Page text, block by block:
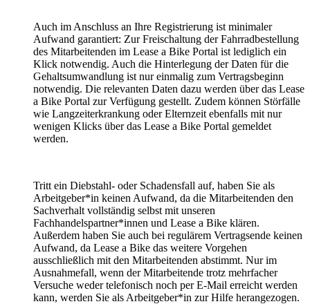
Auch im Anschluss an Ihre Registrierung ist minimaler
Aufwand garantiert: Zur Freischaltung der Fahrradbestellung
des Mitarbeitenden im Lease a Bike Portal ist lediglich ein
Klick notwendig. Auch die Hinterlegung der Daten für die
Gehaltsumwandlung ist nur einmalig zum Vertragsbeginn
notwendig. Die relevanten Daten dazu werden über das Lease
a Bike Portal zur Verfügung gestellt. Zudem können Störfälle
wie Langzeiterkrankung oder Elternzeit ebenfalls mit nur
wenigen Klicks über das Lease a Bike Portal gemeldet
werden.
Tritt ein Diebstahl- oder Schadensfall auf, haben Sie als
Arbeitgeber*in keinen Aufwand, da die Mitarbeitenden den
Sachverhalt vollständig selbst mit unseren
Fachhandelspartner*innen und Lease a Bike klären.
Außerdem haben Sie auch bei regulärem Vertragsende keinen
Aufwand, da Lease a Bike das weitere Vorgehen
ausschließlich mit den Mitarbeitenden abstimmt. Nur im
Ausnahmefall, wenn der Mitarbeitende trotz mehrfacher
Versuche weder telefonisch noch per E-Mail erreicht werden
kann, werden Sie als Arbeitgeber*in zur Hilfe herangezogen.